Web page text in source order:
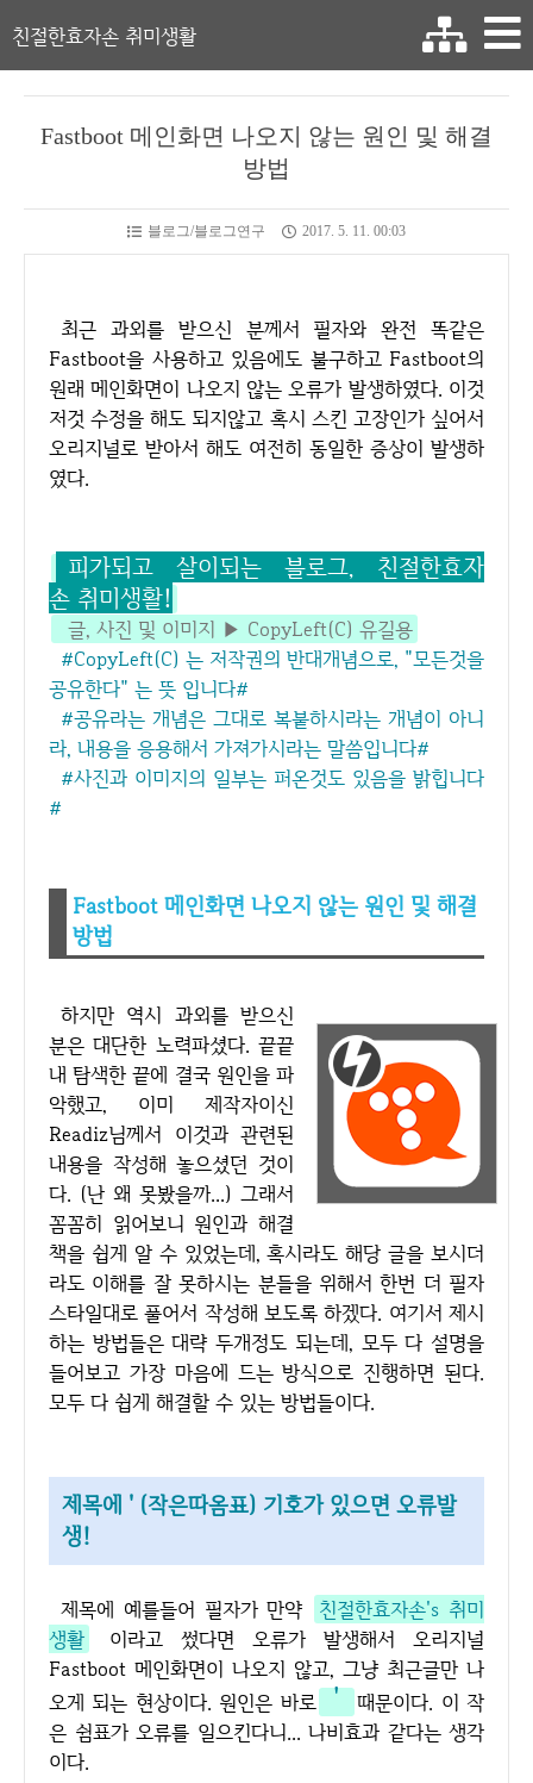
친절한효자손 취미생활
Fastboot 메인화면 나오지 않는 원인 및 해결
방법
블로그/블로그연구 2017. 5. 11. 00:03
최근 과외를 받으신 분께서 필자와 완전 똑같은
Fastboot을 사용하고 있음에도 불구하고 Fastboot의
원래 메인화면이 나오지 않는 오류가 발생하였다. 이것
저것 수정을 해도 되지않고 혹시 스킨 고장인가 싶어서
오리지널로 받아서 해도 여전히 동일한 증상이 발생하
였다.
피가되고 살이되는 블로그, 친절한효자
손 취미생활!
글, 사진 및 이미지 ▶ CopyLeft(C) 유길용
#CopyLeft(C) 는 저작권의 반대개념으로, "모든것을
공유한다" 는 뜻 입니다#
#공유라는 개념은 그대로 복붙하시라는 개념이 아니
라, 내용을 응용해서 가져가시라는 말씀입니다#
#사진과 이미지의 일부는 퍼온것도 있음을 밝힙니다
#
Fastboot 메인화면 나오지 않는 원인 및 해결
방법
하지만 역시 과외를 받으신
분은 대단한 노력파셨다. 끝끝
내 탐색한 끝에 결국 원인을 파
악했고, 이미 제작자이신
Readiz님께서 이것과 관련된
내용을 작성해 놓으셨던 것이
다. (난 왜 못봤을까...) 그래서
꼼꼼히 읽어보니 원인과 해결
책을 쉽게 알 수 있었는데, 혹시라도 해당 글을 보시더
라도 이해를 잘 못하시는 분들을 위해서 한번 더 필자
스타일대로 풀어서 작성해 보도록 하겠다. 여기서 제시
하는 방법들은 대략 두개정도 되는데, 모두 다 설명을
들어보고 가장 마음에 드는 방식으로 진행하면 된다.
모두 다 쉽게 해결할 수 있는 방법들이다.
제목에 ' (작은따옴표) 기호가 있으면 오류발
생!
제목에 예를들어 필자가 만약
친절한효자손's 취미
생활
이라고 썼다면 오류가 발생해서 오리지널
Fastboot 메인화면이 나오지 않고, 그냥 최근글만 나
오게 되는 현상이다. 원인은 바로 ' 때문이다. 이 작
은 쉼표가 오류를 일으킨다니... 나비효과 같다는 생각
이다.